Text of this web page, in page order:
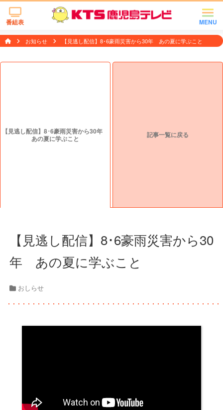
MENU
番組表
お知らせ 【見逃し配信】8･6豪雨災害から30年 あの夏に学ぶこと
【見逃し配信】8･6豪雨災害から30年
あの夏に学ぶこと
記事一覧に戻る
【見逃し配信】8･6豪雨災害から30
年 あの夏に学ぶこと
おしらせ